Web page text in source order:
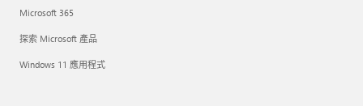
Microsoft 365
探索 Microsoft 產品
Windows 11 應用程式